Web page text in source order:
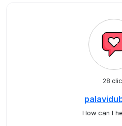
28
How can I